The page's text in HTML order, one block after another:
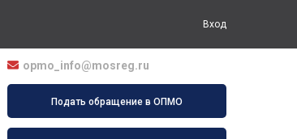
Вход
opmo_info@mosreg.ru
Подать обращение в ОПМО